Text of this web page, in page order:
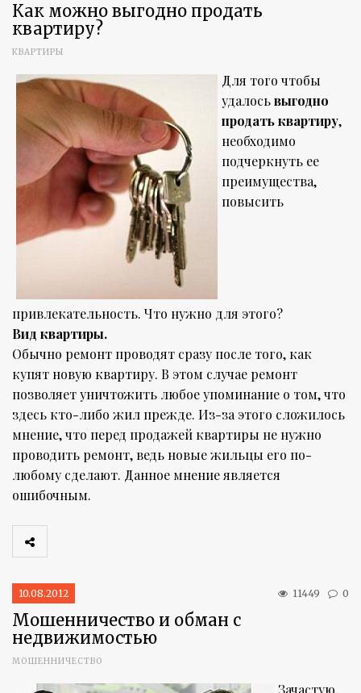
Как можно выгодно продать
квартиру?
КВАРТИРЫ
Для того чтобы
удалосьвыгодно
продать квартиру,
необходимо
подчеркнуть ее
преимущества,
повысить
привлекательность. Что нужно для этого?
Вид квартиры.
Обычно ремонт проводят сразу после того, как
купят новую квартиру. В этом случае ремонт
позволяет уничтожить любое упоминание о том, что
здесь кто-либо жил прежде. Из-за этого сложилось
мнение, что перед продажей квартиры не нужно
проводить ремонт, ведь новые жильцы его по-
любому сделают. Данное мнение является
ошибочным.
10.08.2012 11449 0
Мошенничество и обман с
недвижимостью
МОШЕННИЧЕСТВО
Зачастую,